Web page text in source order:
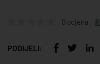
0 ocjena
PODIJELI: